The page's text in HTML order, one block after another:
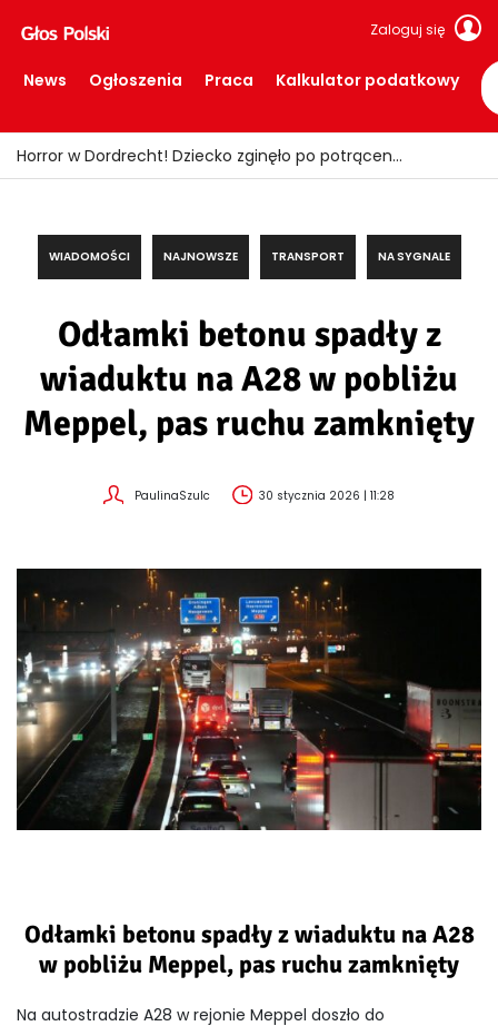
Zaloguj się
News Ogłoszenia Praca Kalkulator podatkowy
Fałszywi policjanci okradali seniorów! Wpadli z łupem i podrobionymi mundurami
WIADOMOŚCI NAJNOWSZE TRANSPORT NA SYGNALE
Odłamki betonu spadły z
wiaduktu na A28 w pobliżu
Meppel, pas ruchu zamknięty
PaulinaSzulc 30 stycznia 2026 | 11:28
Odłamki betonu spadły z wiaduktu na A28
w pobliżu Meppel, pas ruchu zamknięty
Na autostradzie A28 w rejonie Meppel doszło do